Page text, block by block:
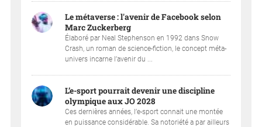
Le métaverse : l'avenir de Facebook selon
Marc Zuckerberg
Élaboré par Neal Stephenson en 1992 dans Snow
Crash, un roman de science-fiction, le concept méta-
univers incarne l’avenir du ...
L’e-sport pourrait devenir une discipline
olympique aux JO 2028
Ces dernières années, l’e-sport connait une montée
en puissance considérable. Sa notoriété a par ailleurs